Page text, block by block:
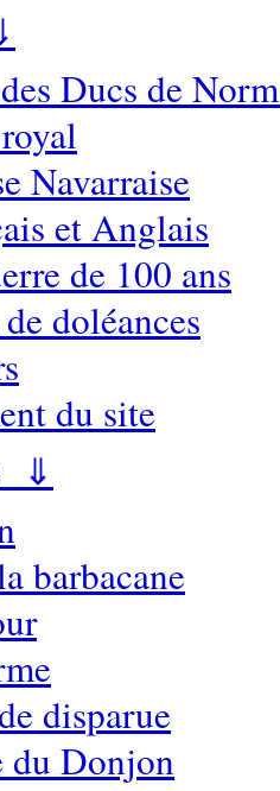
Ducs de
Navarraise
et Anglais
de 100 ans
doléances
du site
⇓
barbacane
disparue
Donjon